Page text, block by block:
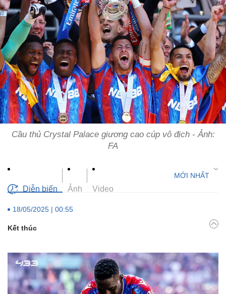
Cầu thủ Crystal Palace giương cao cúp vô địch - Ảnh:
FA
Diễn biến Ảnh Video
18/05/2025 | 00:55
Kết thúc